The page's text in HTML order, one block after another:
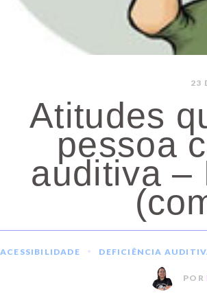
23
Atitudes
pessoa
auditiva –
ACESSIBILIDADE • DEFICIÊNCIA
POR